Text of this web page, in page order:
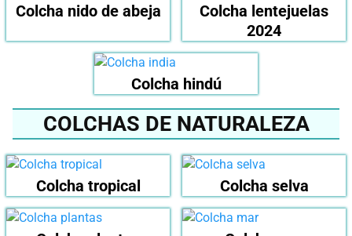
Colcha nido de abeja
Colcha lentejuelas
2024
Colcha hindú
COLCHAS DE NATURALEZA
Colcha tropical Colcha selva